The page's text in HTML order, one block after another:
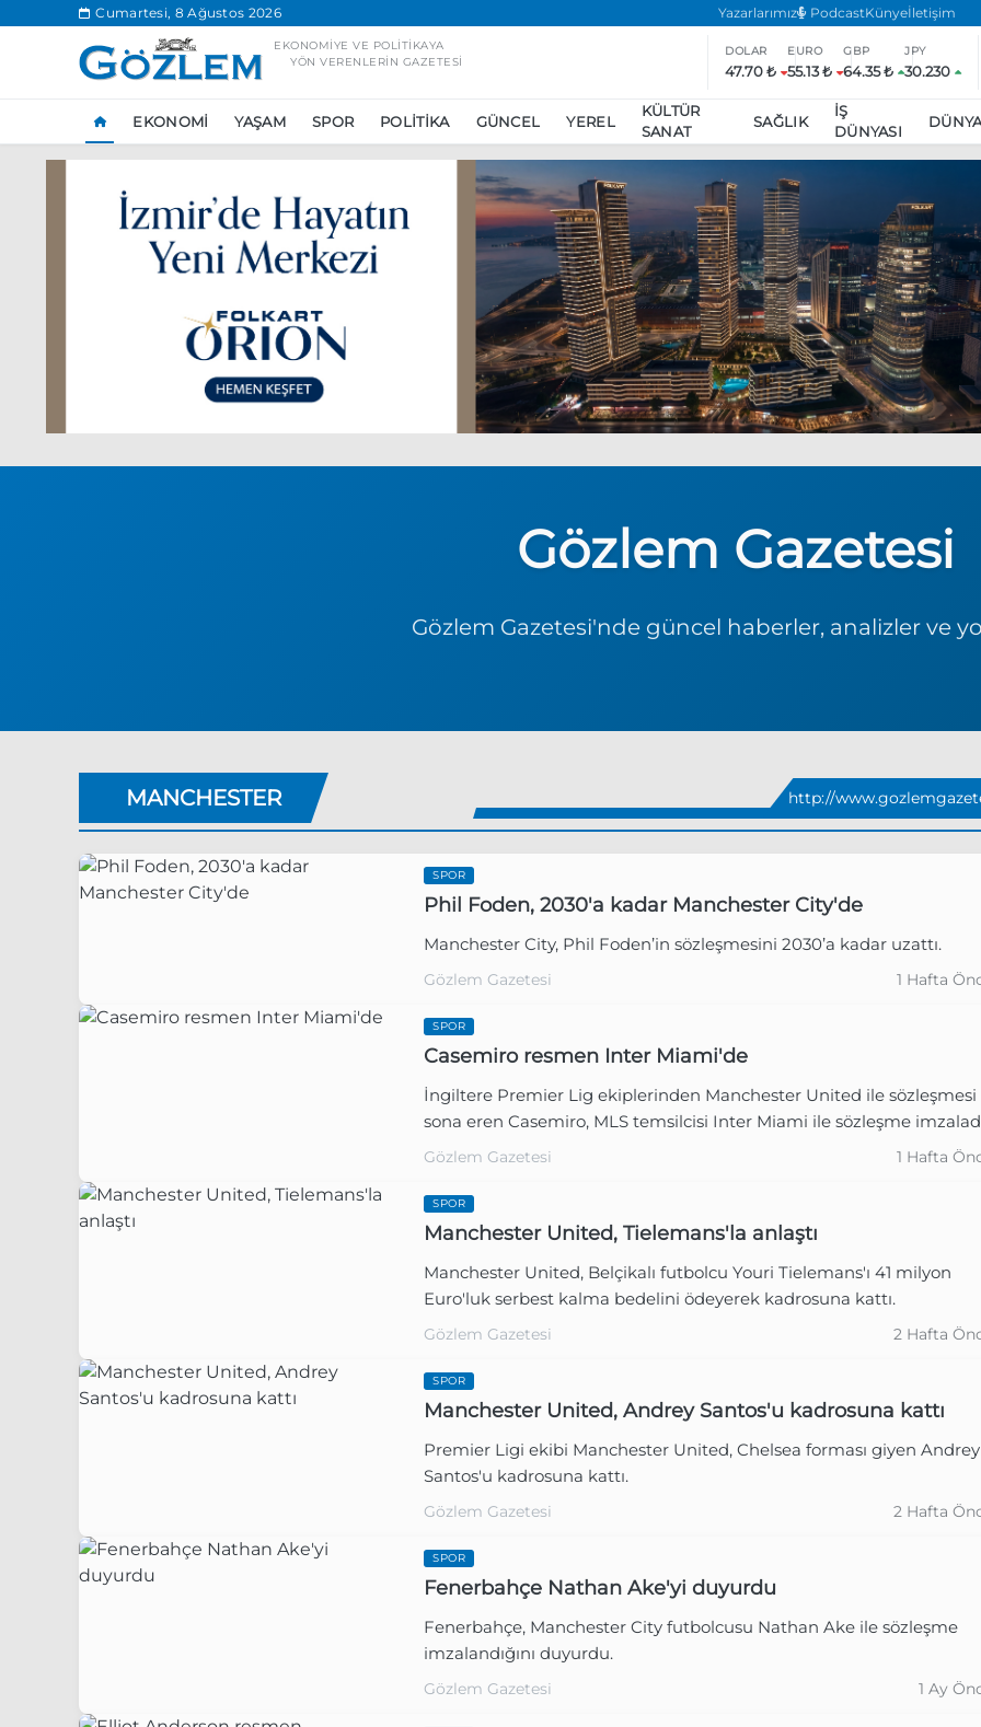
Cumartesi, 8 Ağustos 2026 Yazarlarımız PodcastKünyeİletişim
EKONOMIYE VE POLITIKAYA
YÖN VERENLERIN GAZETESI
DOLAR
47.70 ₺
EURO
55.13 ₺
GBP
64.35 ₺
JPY
30.230
EKONOMI YAŞAM SPOR POLITIKA GÜNCEL YEREL
KÜLTÜR
SANAT
SAĞLIK
İŞ
DÜNYASI
Ankara’da eylem yasağı uzatıldı
Özgür Özel, Ekrem İmamoğlu’nu
Ünlü çift bir etkinliğe daha katılmama kararı aldı
Boykot
Gözlem Gazetesi
Gözlem Gazetesi'nde güncel haberler, analizler ve
MANCHESTER http://
SPOR
Phil Foden, 2030'a kadar Manchester City'de
Manchester City, Phil Foden’in sözleşmesini 2030’a kadar uzattı.
Gözlem Gazetesi 1 Hafta
SPOR
Casemiro resmen Inter Miami'de
İngiltere Premier Lig ekiplerinden Manchester United ile sözleşmesi
sona eren Casemiro, MLS temsilcisi Inter Miami ile sözleşme
Gözlem Gazetesi 1 Hafta
SPOR
Manchester United, Tielemans'la anlaştı
Manchester United, Belçikalı futbolcu Youri Tielemans'ı 41 milyon
Euro'luk serbest kalma bedelini ödeyerek kadrosuna kattı.
Gözlem Gazetesi 2 Hafta
SPOR
Manchester United, Andrey Santos'u kadrosuna kattı
Premier Ligi ekibi Manchester United, Chelsea forması giyen Andrey
Santos'u kadrosuna kattı.
Gözlem Gazetesi 2 Hafta
SPOR
Fenerbahçe Nathan Ake'yi duyurdu
Fenerbahçe, Manchester City futbolcusu Nathan Ake ile sözleşme
imzalandığını duyurdu.
Gözlem Gazetesi 1 Ay